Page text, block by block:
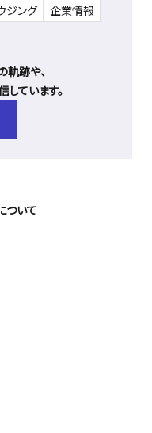
ジング 企業情報
軌跡や、
ています。
ついて